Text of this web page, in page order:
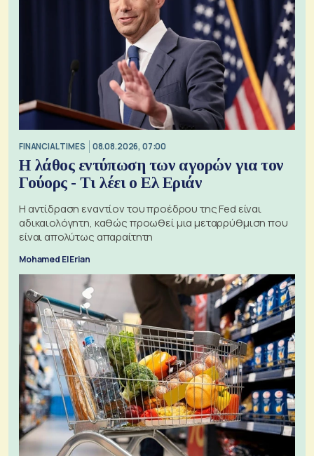
FINANCIAL TIMES 08.08.2026, 07:00
Η λάθος εντύπωση των αγορών για τον
Γούορς - Τι λέει ο Ελ Εριάν
Η αντίδραση εναντίον του προέδρου της Fed είναι
αδικαιολόγητη, καθώς προωθεί μια μεταρρύθμιση που
είναι απολύτως απαραίτητη
Mohamed El Erian